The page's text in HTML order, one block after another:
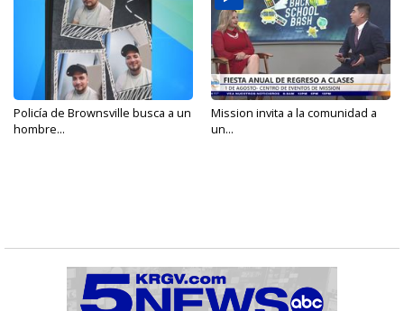
Policía de Brownsville busca a un
hombre...
Mission invita a la comunidad a
un...